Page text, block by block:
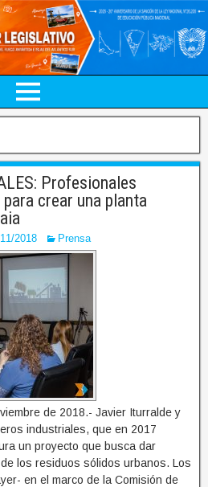
Profesionales
crear una planta
2018 Prensa
de 2018.- Javier Iturralde y
industriales, que en 2017
un proyecto que busca dar
los residuos sólidos urbanos. Los
en el marco de la Comisión de